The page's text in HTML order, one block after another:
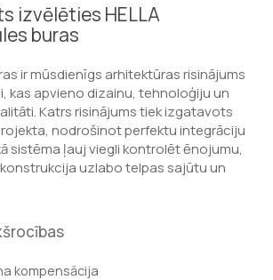
izvēlēties HELLA
buras
ir mūsdienīgs arhitektūras risinājums
kas apvieno dizainu, tehnoloģiju un
Katrs risinājums tiek izgatavots
nodrošinot perfektu integrāciju
sistēma ļauj viegli kontrolēt ēnojumu,
uzlabo telpas sajūtu un
kompensācija